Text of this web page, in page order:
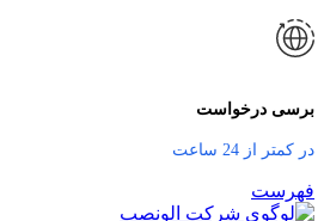
برسی درخواست
در کمتر از 24 ساعت
فهرست